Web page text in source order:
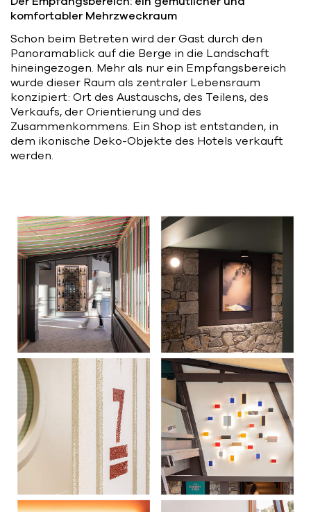
komfortabler Mehrzweckraum
Schon beim Betreten wird der Gast durch den
Panoramablick auf die Berge in die Landschaft
hineingezogen. Mehr als nur ein Empfangsbereich
wurde dieser Raum als zentraler Lebensraum
konzipiert: Ort des Austauschs, des Teilens, des
Verkaufs, der Orientierung und des
Zusammenkommens. Ein Shop ist entstanden, in
dem ikonische Deko-Objekte des Hotels verkauft
werden.